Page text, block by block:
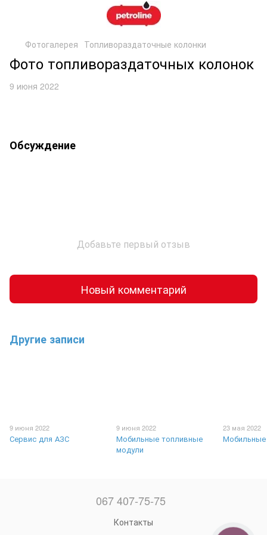
Фотогалерея Топливораздаточные колонки
Фото топливораздаточных колонок
9 июня 2022
Обсуждение
Добавьте первый отзыв
Новый комментарий
Другие записи
9 июня 2022
Сервис для АЗС
9 июня 2022
Мобильные топливные
модули
23 мая 2022
067 407-75-75
Контакты